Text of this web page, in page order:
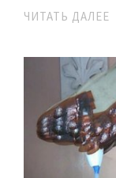
ЧИТАТЬ ДАЛЕЕ